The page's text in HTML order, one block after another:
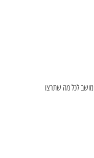
לכל מה שתרצו